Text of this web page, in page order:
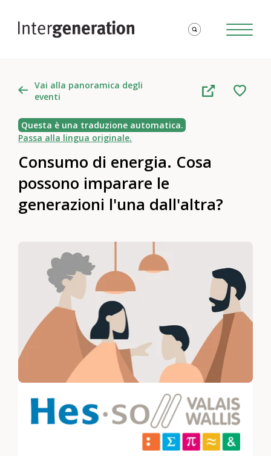
Vai alla panoramica degli
eventi
Questa è una traduzione automatica.
Passa alla lingua originale.
Consumo di energia. Cosa
possono imparare le
generazioni l'una dall'altra?